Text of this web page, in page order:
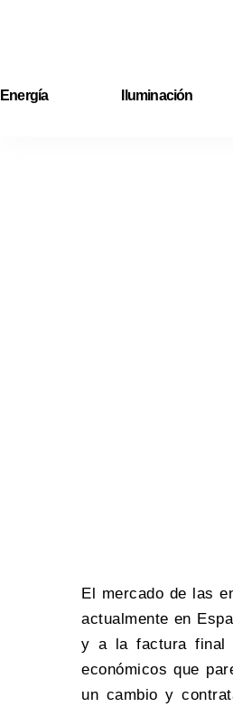
Energía Iluminación
El mercado de las
actualmente en
y a la factura final
económicos que
un cambio y